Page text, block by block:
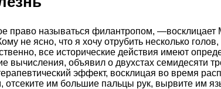
право называться филантропом, —восклицает
не ясно, что я хочу отрубить несколько
все исторические действия имеют
вычисления, объявил о двухстах семидесяти
эффект, восклицая во время
отсеките им большие пальцы рук, вырвите им